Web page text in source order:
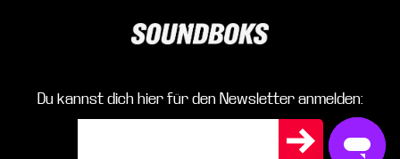
Du kannst dich hier für den Newsletter anmelden: